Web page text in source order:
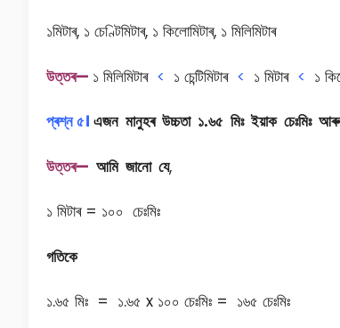
১মিটাৰ, ১ চেণ্টিমিটাৰ, ১ কিলোমিটাৰ, ১ মিলিমিটাৰ
উত্তৰ— ১ মিলিমিটাৰ < ১ চেন্টিমিটাৰ < ১ মিটাৰ < ১
প্ৰশ্ন ৫। এজন মানুহৰ উচ্চতা ১.৬৫ মিঃ ইয়াক চেঃমিঃ আৰু
উত্তৰ— আমি জানো যে,
১ মিটাৰ = ১০০ চেঃমিঃ
গতিকে
১.৬৫ মিঃ = ১.৬৫ x ১০০ চেঃমিঃ = ১৬৫ চেঃমিঃ